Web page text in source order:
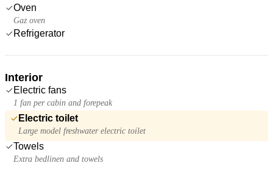
Oven
Gaz oven
Refrigerator
Interior
Electric fans
1 fan per cabin and forepeak
Electric toilet
Large model freshwater electric toilet
Towels
Extra bedlinen and towels